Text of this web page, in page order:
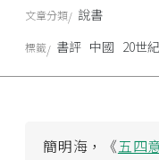
簡明海，《五四
文章分類 說書
標籤 書評 中國 20世紀